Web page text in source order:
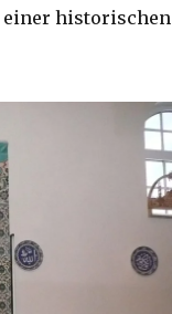
einer historischen